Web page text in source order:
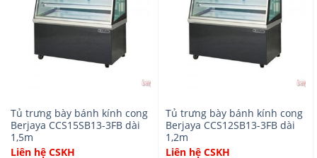
Tủ trưng bày bánh kính cong
Berjaya CCS15SB13-3FB dài
1,5m
Liên hệ CSKH
Tủ trưng bày bánh kính cong
Berjaya CCS12SB13-3FB dài
1,2m
Liên hệ CSKH